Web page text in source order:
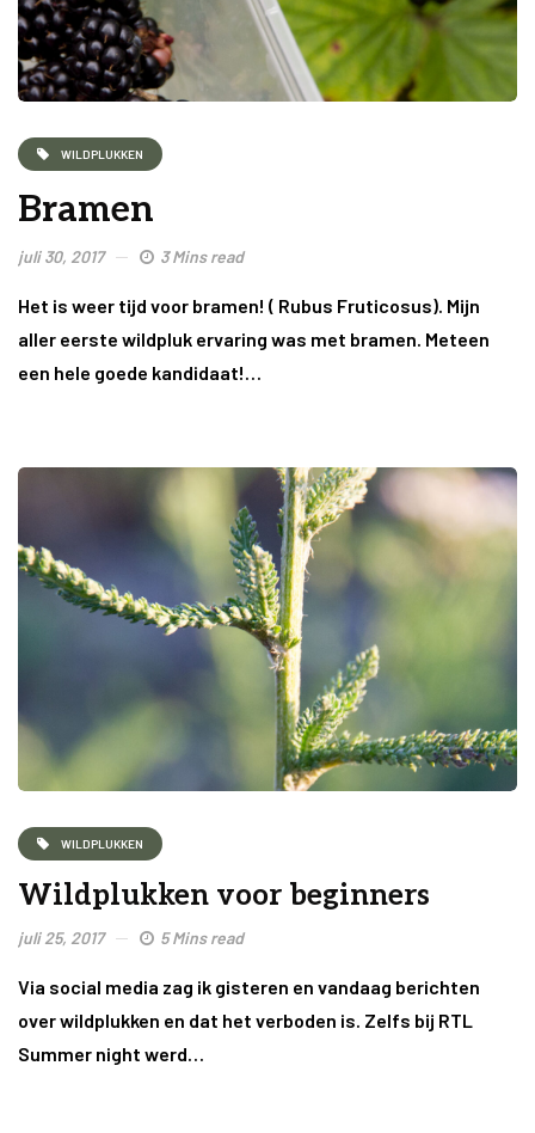
WILDPLUKKEN
Bramen
juli 30, 2017 3 Mins read
Het is weer tijd voor bramen! ( Rubus Fruticosus). Mijn
aller eerste wildpluk ervaring was met bramen. Meteen
een hele goede kandidaat!…
WILDPLUKKEN
Wildplukken voor beginners
juli 25, 2017 5 Mins read
Via social media zag ik gisteren en vandaag berichten
over wildplukken en dat het verboden is. Zelfs bij RTL
Summer night werd…